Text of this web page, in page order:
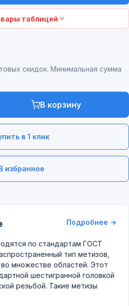
Подробнее →
по стандартам ГОСТ
тип метизов,
множестве областей. Этот
шестигранной головкой
резьбой. Такие метизы
таблицей
скидок. Минимальная сумма
В корзину
в 1 клик
избранное